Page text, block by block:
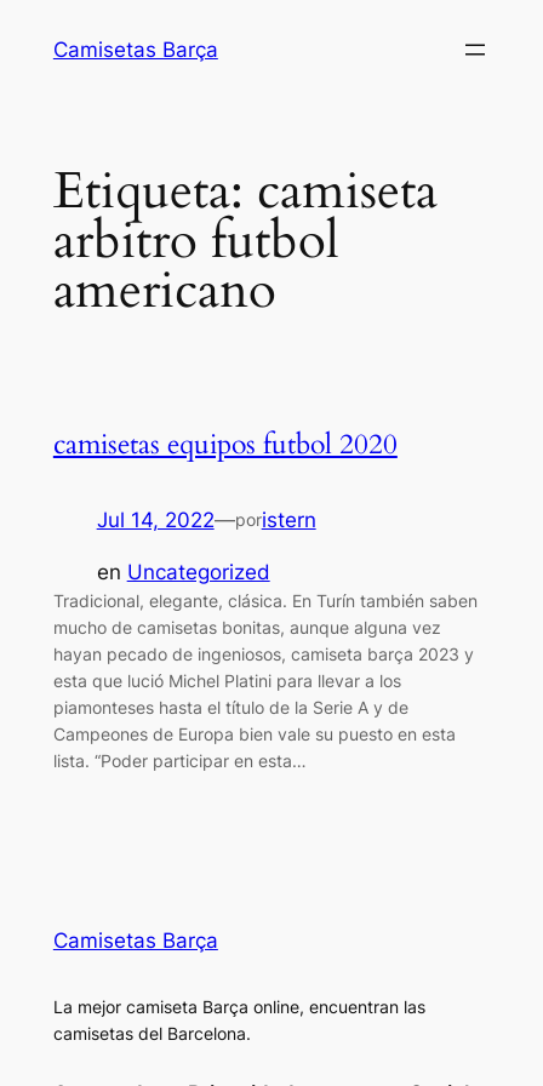
Camisetas Barça
Etiqueta: camiseta
arbitro futbol
americano
camisetas equipos futbol 2020
Jul 14, 2022—poristern
en Uncategorized
Tradicional, elegante, clásica. En Turín también saben
mucho de camisetas bonitas, aunque alguna vez
hayan pecado de ingeniosos, camiseta barça 2023 y
esta que lució Michel Platini para llevar a los
piamonteses hasta el título de la Serie A y de
Campeones de Europa bien vale su puesto en esta
lista. “Poder participar en esta…
Camisetas Barça
La mejor camiseta Barça online, encuentran las
camisetas del Barcelona.